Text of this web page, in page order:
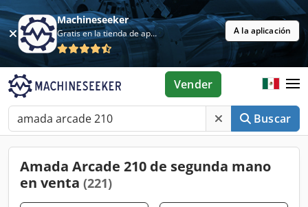
Machineseeker
Gratis en la tienda de aplicaciones A la aplicación
Buscar
Vender
Amada Arcade 210 de segunda mano
en venta (221)